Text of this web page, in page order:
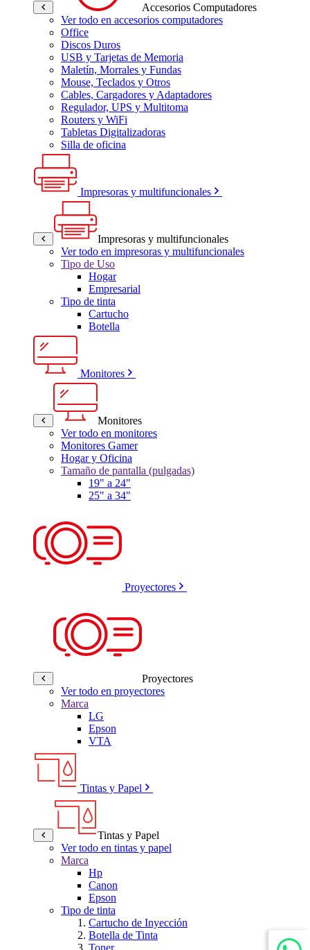
Accesorios Computadores
Ver todo en accesorios computadores
Office
Discos Duros
USB y Tarjetas de Memoria
Maletín, Morrales y Fundas
Mouse, Teclados y Otros
Cables, Cargadores y Adaptadores
Regulador, UPS y Multitoma
Routers y WiFi
Tabletas Digitalizadoras
Silla de oficina
Impresoras y multifuncionales
Impresoras y multifuncionales
Ver todo en impresoras y multifuncionales
Tipo de Uso
Hogar
Empresarial
Tipo de tinta
Cartucho
Botella
Monitores
Monitores
Ver todo en monitores
Monitores Gamer
Hogar y Oficina
Tamaño de pantalla (pulgadas)
19" a 24"
25" a 34"
Proyectores
Proyectores
Ver todo en proyectores
Marca
LG
Epson
VTA
Tintas y Papel
Tintas y Papel
Ver todo en tintas y papel
Marca
Hp
Canon
Epson
Tipo de tinta
Cartucho de Inyección
Botella de Tinta
Toner